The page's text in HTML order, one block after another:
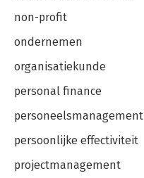
non-profit
ondernemen
organisatiekunde
personal finance
personeelsmanagement
persoonlijke effectiviteit
projectmanagement